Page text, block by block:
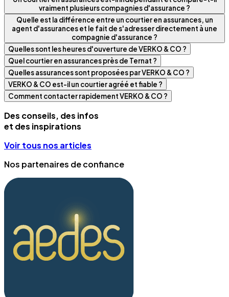
vraiment plusieurs compagnies d'assurance ?
Quelle est la différence entre un courtier en assurances, un
agent d'assurances et le fait de s'adresser directement à une
compagnie d'assurance ?
Quelles sont les heures d'ouverture de VERKO & CO ?
Quel courtier en assurances près de Ternat ?
Quelles assurances sont proposées par VERKO & CO ?
VERKO & CO est-il un courtier agréé et fiable ?
Comment contacter rapidement VERKO & CO ?
Des conseils, des infos
et des inspirations
Voir tous nos articles
Nos partenaires de confiance